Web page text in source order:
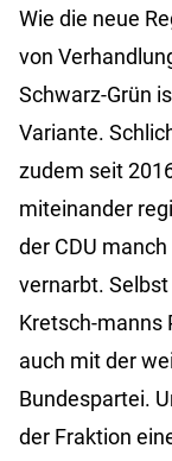
Wie die neue
von
Schwarz-Grün
Variante.
zudem seit
miteinander
der CDU
vernarbt.
Kretsch-manns
auch mit der
Bundespartei.
der Fraktion